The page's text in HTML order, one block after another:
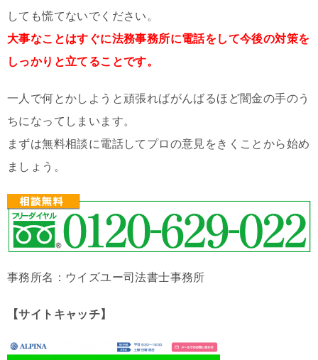
しても慌てないでください。
大事なことはすぐに法務事務所に電話をして今後の対策を
しっかりと立てることです。
一人で何とかしようと頑張ればがんばるほど闇金の手のう
ちになってしまいます。
まずは無料相談に電話してプロの意見をきくことから始め
ましょう。
事務所名：ウイズユー司法書士事務所
【サイトキャッチ】